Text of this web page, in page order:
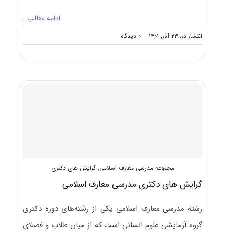
ادامه مطلب…
انتشار در: ۲۳ آذر, ۱۴۰۱ -- ۰ دیدگاه
on
سوالات
مدرسی
مجموعه مدرسی معارف اسلامی,گرایش های دکتری
گرایش های دکتری ﻣﺪرسی ﻣﻌﺎرف اﺳﻼمی
رشته ﻣﺪرسی ﻣﻌﺎرف اﺳﻼمی یکی از رشته‌های دوره دکتری
گروه آزمایشی علوم انسانی است که از میان طلاب و فضلای